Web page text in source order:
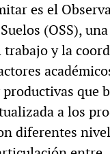
es el
(OSS),
trabajo y la
que
a los
diferentes